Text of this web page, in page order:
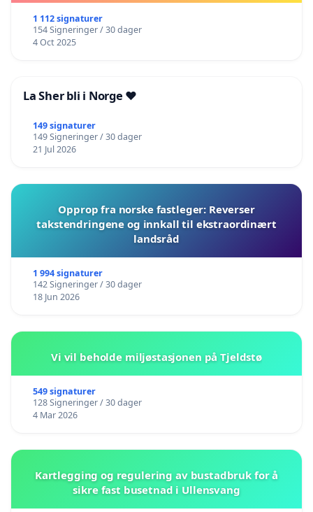
1 112 signaturer
154 Signeringer / 30 dager
4 Oct 2025
La Sher bli i Norge ❤️
149 signaturer
149 Signeringer / 30 dager
21 Jul 2026
Opprop fra norske fastleger: Reverser
takstendringene og innkall til ekstraordinært
landsråd
1 994 signaturer
142 Signeringer / 30 dager
18 Jun 2026
Vi vil beholde miljøstasjonen på Tjeldstø
549 signaturer
128 Signeringer / 30 dager
4 Mar 2026
Kartlegging og regulering av bustadbruk for å
sikre fast busetnad i Ullensvang